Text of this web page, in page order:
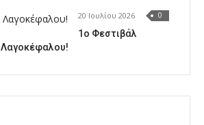
20 Ιουλίου 2026 0
1o Φεστιβάλ
Λαγοκέφαλου!